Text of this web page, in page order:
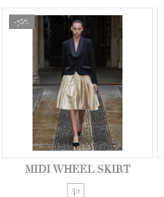
-75%
MIDI WHEEL SKIRT
42